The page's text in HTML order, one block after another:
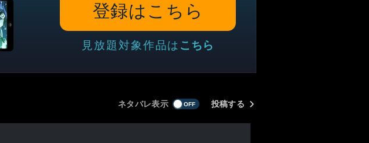
登録はこちら
見放題対象作品は こちら
ネタバレ表示 投稿する